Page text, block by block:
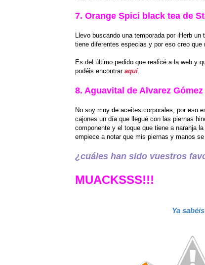
7. Orange Spici black tea de
Llevo buscando una temporada por iHerb
tiene diferentes especias y por eso creo que
Es del último pedido que realicé a la web y
podéis encontrar aquí.
8. Aguavital de Alvarez Gómez
No soy muy de aceites corporales, por eso
cajones un día que llegué con las piernas
componente y el toque que tiene a naranja
empiece a notar que mis piernas y manos
¿cuáles han sido vuestros
MUACKSSS!!!
Ya